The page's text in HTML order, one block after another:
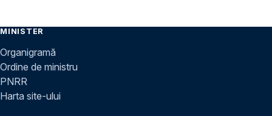
MINISTER
Organigramă
Ordine de ministru
PNRR
Harta site-ului